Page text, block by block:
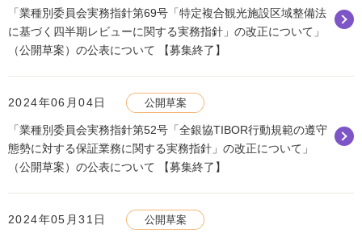
「業種別委員会実務指針第69号「特定複合観光施設区域整備法
に基づく四半期レビューに関する実務指針」の改正について」
（公開草案）の公表について 【募集終了】
2024年06月04日 公開草案
「業種別委員会実務指針第52号「全銀協TIBOR行動規範の遵守
態勢に対する保証業務に関する実務指針」の改正について」
（公開草案）の公表について 【募集終了】
2024年05月31日 公開草案